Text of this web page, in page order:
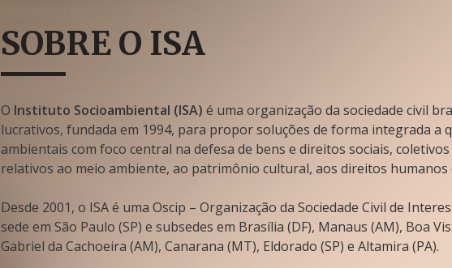
SOBRE O ISA
O Instituto Socioambiental (ISA) é uma organização da sociedade civil
lucrativos, fundada em 1994, para propor soluções de forma integrada a
ambientais com foco central na defesa de bens e direitos sociais,
relativos ao meio ambiente, ao patrimônio cultural, aos direitos humanos
Desde 2001, o ISA é uma Oscip – Organização da Sociedade Civil de
sede em São Paulo (SP) e subsedes em Brasília (DF), Manaus (AM), Boa
Gabriel da Cachoeira (AM), Canarana (MT), Eldorado (SP) e Altamira (PA).